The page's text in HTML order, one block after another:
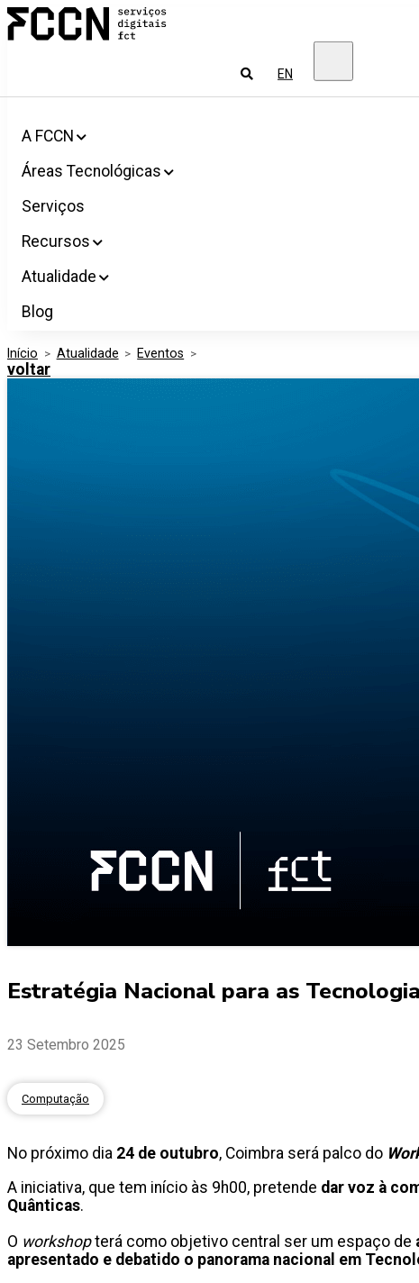
Salta
para
Pesquisar
EN
A FCCN
Áreas Tecnológicas
Serviços
Recursos
Atualidade
Blog
Início > Atualidade > Eventos >
voltar
Estratégia Nacional para as
23 Setembro 2025
Computação
No próximo dia 24 de outubro, Coimbra será palco do
A iniciativa, que tem início às 9h00, pretende dar voz à
Quânticas.
O workshopterá como objetivo central ser um espaço de
apresentado e debatido o panorama nacional em